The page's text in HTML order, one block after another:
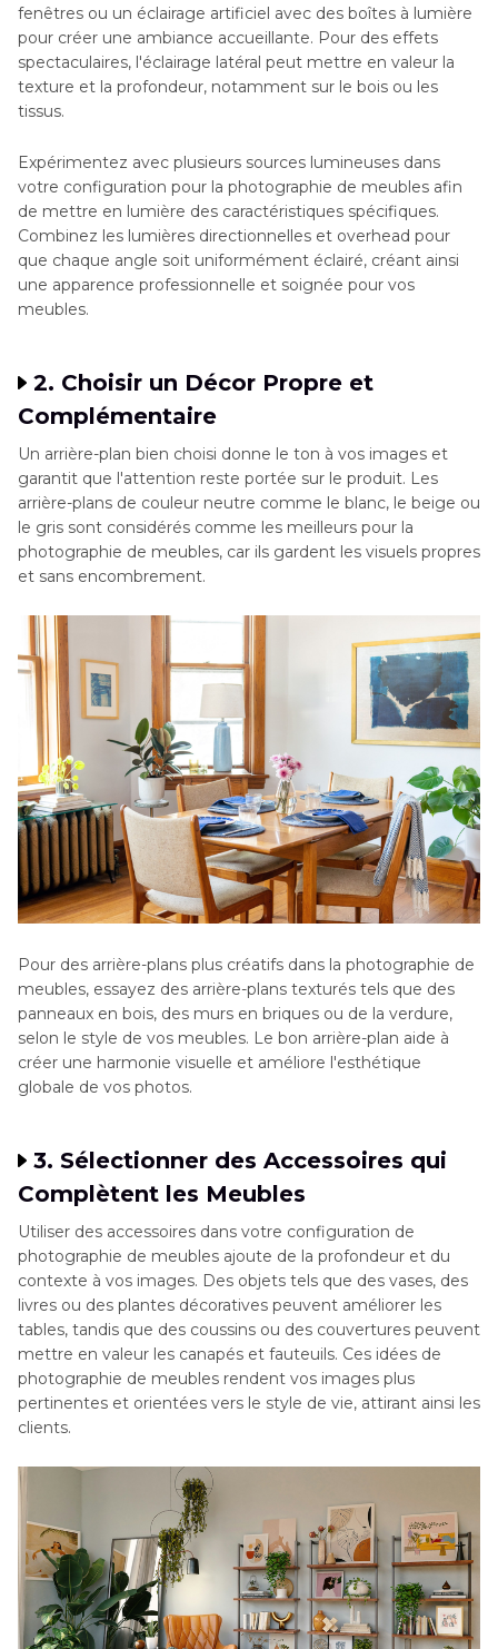
fenêtres ou un éclairage artificiel avec des boîtes à lumière
pour créer une ambiance accueillante. Pour des effets
spectaculaires, l'éclairage latéral peut mettre en valeur la
texture et la profondeur, notamment sur le bois ou les
tissus.
Expérimentez avec plusieurs sources lumineuses dans
votre configuration pour la photographie de meubles afin
de mettre en lumière des caractéristiques spécifiques.
Combinez les lumières directionnelles et overhead pour
que chaque angle soit uniformément éclairé, créant ainsi
une apparence professionnelle et soignée pour vos
meubles.
2. Choisir un Décor Propre et
Complémentaire
Un arrière-plan bien choisi donne le ton à vos images et
garantit que l'attention reste portée sur le produit. Les
arrière-plans de couleur neutre comme le blanc, le beige ou
le gris sont considérés comme les meilleurs pour la
photographie de meubles, car ils gardent les visuels propres
et sans encombrement.
Pour des arrière-plans plus créatifs dans la photographie de
meubles, essayez des arrière-plans texturés tels que des
panneaux en bois, des murs en briques ou de la verdure,
selon le style de vos meubles. Le bon arrière-plan aide à
créer une harmonie visuelle et améliore l'esthétique
globale de vos photos.
3. Sélectionner des Accessoires qui
Complètent les Meubles
Utiliser des accessoires dans votre configuration de
photographie de meubles ajoute de la profondeur et du
contexte à vos images. Des objets tels que des vases, des
livres ou des plantes décoratives peuvent améliorer les
tables, tandis que des coussins ou des couvertures peuvent
mettre en valeur les canapés et fauteuils. Ces idées de
photographie de meubles rendent vos images plus
pertinentes et orientées vers le style de vie, attirant ainsi les
clients.